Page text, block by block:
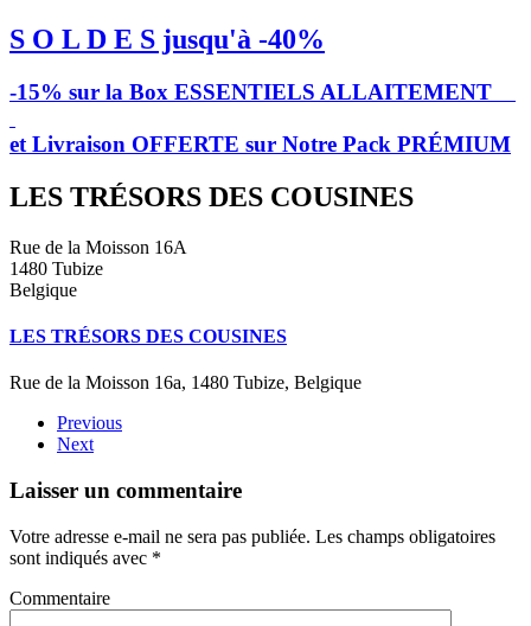
S O L D E S jusqu'à -40%
-15% sur la Box ESSENTIELS ALLAITEMENT
et Livraison OFFERTE sur Notre Pack PRÉMIUM
LES TRÉSORS DES COUSINES
Rue de la Moisson 16A
1480 Tubize
Belgique
LES TRÉSORS DES COUSINES
Rue de la Moisson 16a, 1480 Tubize, Belgique
Previous
Next
Laisser un commentaire
Votre adresse e-mail ne sera pas publiée. Les champs obligatoires
sont indiqués avec *
Commentaire